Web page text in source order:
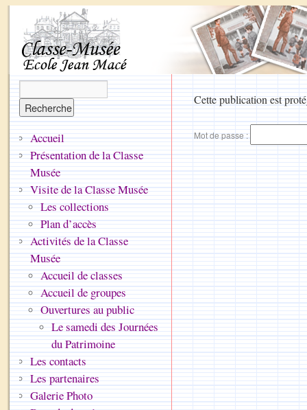
Cette publication est
Mot de passe :
Accueil
Présentation de la Classe
Musée
Visite de la Classe Musée
Les collections
Plan d’accès
Activités de la Classe
Musée
Accueil de classes
Accueil de groupes
Ouvertures au public
Le samedi des Journées
du Patrimoine
Les contacts
Les partenaires
Galerie Photo